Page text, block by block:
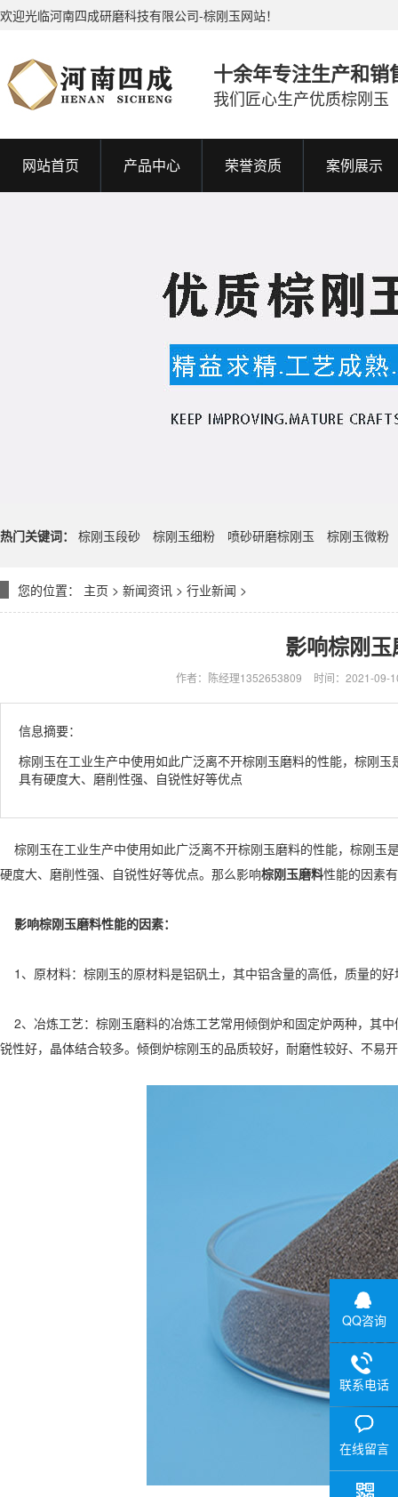
欢迎光临河南四成研磨科技有限公司-棕刚玉网站！
十余年专注生产和销
我们匠心生产优质棕刚玉
网站首页 产品中心 荣誉资质 案例展示
热门关键词： 棕刚玉段砂 棕刚玉细粉 喷砂研磨棕刚玉 棕刚玉微粉
您的位置： 主页 > 新闻资讯 > 行业新闻 >
影响棕刚
作者：陈经理1352653809 时间：2021-09-
信息摘要：
棕刚玉在工业生产中使用如此广泛离不开棕刚玉磨料的性能，棕刚
具有硬度大、磨削性强、自锐性好等优点
棕刚玉在工业生产中使用如此广泛离不开棕刚玉磨料的性能，棕刚玉
硬度大、磨削性强、自锐性好等优点。那么影响棕刚玉磨料性能的因素
影响棕刚玉磨料性能的因素：
1、原材料：棕刚玉的原材料是铝矾土，其中铝含量的高低，质量的
2、冶炼工艺：棕刚玉磨料的冶炼工艺常用倾倒炉和固定炉两种，其
锐性好，晶体结合较多。倾倒炉棕刚玉的品质较好，耐磨性较好、不易
QQ咨询
联系电话
在线留言